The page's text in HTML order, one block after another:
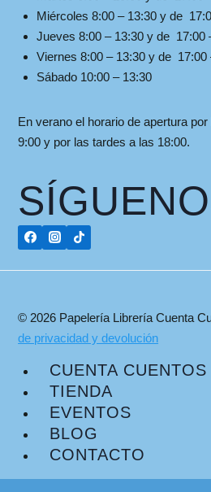
Miércoles 8:00 – 13:30 y de
Jueves 8:00 – 13:30 y de 17:00
Viernes 8:00 – 13:30 y de 17:00
Sábado 10:00 – 13:30
En verano el horario de apertura
9:00 y por las tardes a las 18:00.
© 2026 Papelería Librería Cuenta
de privacidad y devolución
CUENTA CUENTOS
TIENDA
EVENTOS
BLOG
CONTACTO